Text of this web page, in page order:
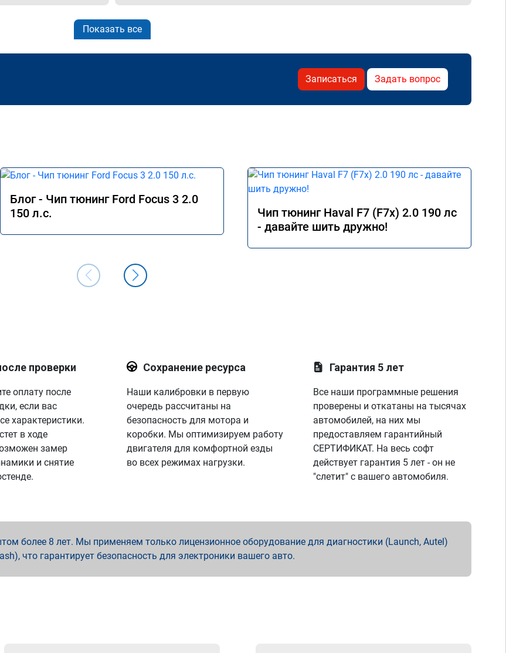
Показать все
Записаться Задать вопрос
Блог - Чип тюнинг Ford Focus 3 2.0
150 л.с.
Чип тюнинг Haval F7 (F7x) 2.0 190 лс
- давайте шить дружно!
проверки
оплату после
если вас
характеристики.
в ходе
замер
и снятие
Сохранение ресурса
Наши калибровки в первую
очередь рассчитаны на
безопасность для мотора и
коробки. Мы оптимизируем работу
двигателя для комфортной езды
во всех режимах нагрузки.
Гарантия 5 лет
Все наши программные решения
проверены и откатаны на тысячах
автомобилей, на них мы
предоставляем гарантийный
СЕРТИФИКАТ. На весь софт
действует гарантия 5 лет - он не
"слетит" с вашего автомобиля.
более 8 лет. Мы применяем только лицензионное оборудование для диагностики (Launch, Autel)
что гарантирует безопасность для электроники вашего авто.